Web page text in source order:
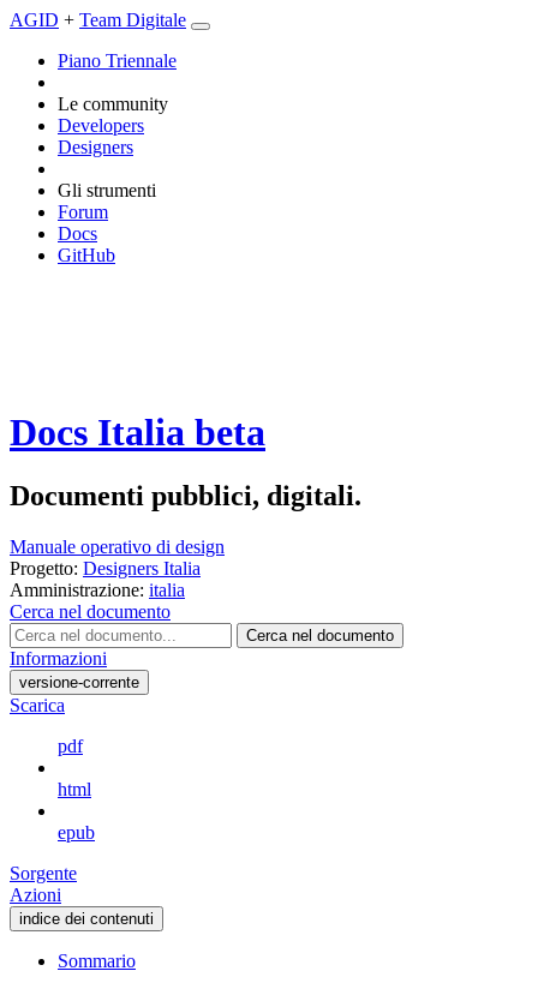
AGID + Team Digitale
Piano Triennale
Le community
Developers
Designers
Gli strumenti
Forum
Docs
GitHub
Docs Italia beta
Documenti pubblici, digitali.
Manuale operativo di design
Progetto: Designers Italia
Amministrazione: italia
Cerca nel documento
Cerca nel documento
Informazioni
versione-corrente
Scarica
pdf
html
epub
Sorgente
Azioni
indice dei contenuti
Sommario